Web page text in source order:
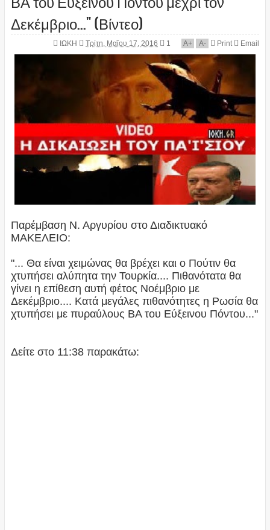
Δεκέμβριο..." (Βίντεο)
ΙΩΚΗ Τρίτη, Μαΐου 17, 2016 1 A+ A- Print Email
Παρέμβαση Ν. Αργυρίου στο Διαδικτυακό
ΜΑΚΕΛΕΙΟ:
"... Θα είναι χειμώνας θα βρέχει και ο Πούτιν θα
χτυπήσει αλύπητα την Τουρκία.... Πιθανότατα θα
γίνει η επίθεση αυτή φέτος Νοέμβριο με
Δεκέμβριο.... Κατά μεγάλες πιθανότητες η Ρωσία θα
χτυπήσει με πυραύλους ΒΑ του Εύξεινου Πόντου..."
Δείτε στο 11:38 παρακάτω: